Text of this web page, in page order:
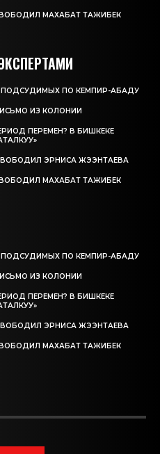
МАХАБАТ ТАЖИБЕК
ПО КЕМПИР-АБАДУ
ИЗ КОЛОНИИ
ПЕРЕМЕН? В БИШКЕКЕ
ЭРНИСА ЖЭЭНТАЕВА
МАХАБАТ ТАЖИБЕК
ПО КЕМПИР-АБАДУ
ИЗ КОЛОНИИ
ПЕРЕМЕН? В БИШКЕКЕ
ЭРНИСА ЖЭЭНТАЕВА
МАХАБАТ ТАЖИБЕК